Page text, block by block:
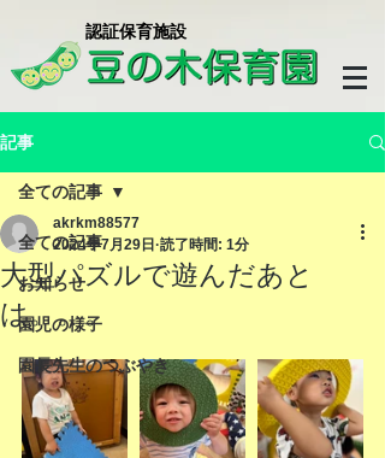
​認証保育施設
記事
全ての記事
お知らせ
園児の様子
園長先生のつぶやき
全ての記事
大型パズルで遊んだあと
は。。。
akrkm88577
2024年7月29日 読了時間: 1分